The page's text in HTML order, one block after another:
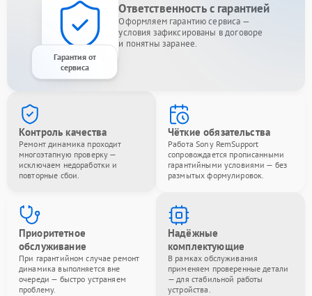
Гарантия от
сервиса
Ответственность с гарантией
Оформляем гарантию сервиса —
условия зафиксированы в договоре
и понятны заранее.
Контроль качества
Ремонт динамика проходит
многоэтапную проверку —
исключаем недоработки и
повторные сбои.
Чёткие обязательства
Работа Sony RemSupport
сопровождается прописанными
гарантийными условиями — без
размытых формулировок.
Приоритетное
обслуживание
При гарантийном случае ремонт
динамика выполняется вне
очереди — быстро устраняем
проблему.
Надёжные
комплектующие
В рамках обслуживания
применяем проверенные детали
— для стабильной работы
устройства.